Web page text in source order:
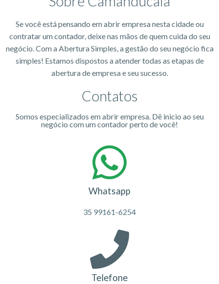
Se você está pensando em abrir empresa nesta cidade ou
contratar um contador, deixe nas mãos de quem cuida do seu
negócio. Com a Abertura Simples, a gestão do seu negócio fica
simples! Estamos dispostos a atender todas as etapas de
abertura de empresa e seu sucesso.
Contatos
Somos especializados em abrir empresa. Dê inicio ao seu
negócio com um contador perto de você!
Whatsapp
35 99161-6254
Telefone